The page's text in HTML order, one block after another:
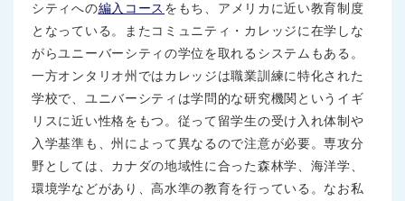
シティへの編入コース をもち、アメリカに近い教育制度
となっている。またコミュニティ・カレッジに在学しな
がらユニーバーシティの学位を取れるシステムもある。
一方オンタリオ州ではカレッジは職業訓練に特化された
学校で、ユニバーシティは学問的な研究機関というイギ
リスに近い性格をもつ。従って留学生の受け入れ体制や
入学基準も、州によって異なるので注意が必要。専攻分
野としては、カナダの地域性に合った森林学、海洋学、
環境学などがあり、高水準の教育を行っている。なお私